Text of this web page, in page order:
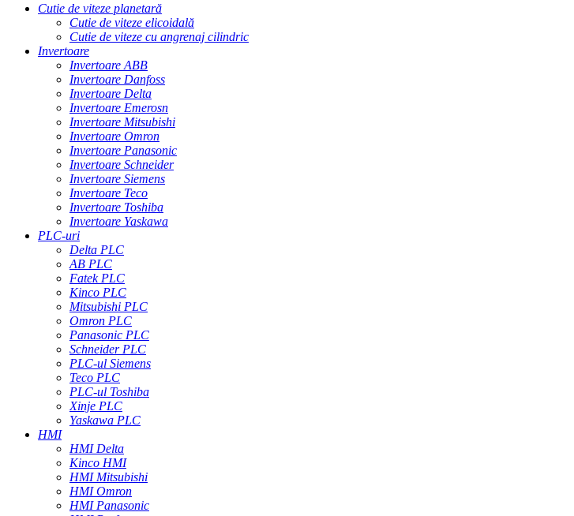
Cutie de viteze planetară
Cutie de viteze elicoidală
Cutie de viteze cu angrenaj cilindric
Invertoare
Invertoare ABB
Invertoare Danfoss
Invertoare Delta
Invertoare Emerosn
Invertoare Mitsubishi
Invertoare Omron
Invertoare Panasonic
Invertoare Schneider
Invertoare Siemens
Invertoare Teco
Invertoare Toshiba
Invertoare Yaskawa
PLC-uri
Delta PLC
AB PLC
Fatek PLC
Kinco PLC
Mitsubishi PLC
Omron PLC
Panasonic PLC
Schneider PLC
PLC-ul Siemens
Teco PLC
PLC-ul Toshiba
Xinje PLC
Yaskawa PLC
HMI
HMI Delta
Kinco HMI
HMI Mitsubishi
HMI Omron
HMI Panasonic